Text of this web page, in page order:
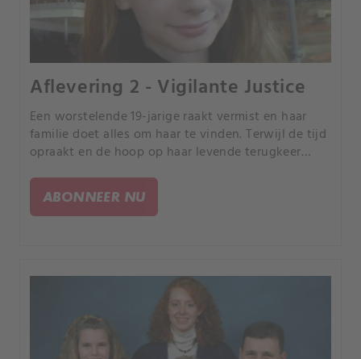
Aflevering 2 - Vigilante Justice
Een worstelende 19-jarige raakt vermist en haar
familie doet alles om haar te vinden. Terwijl de tijd
opraakt en de hoop op haar levende terugkeer
mensen samen om een gevaarlijk roofdier te
pakken.
ABONNEER NU